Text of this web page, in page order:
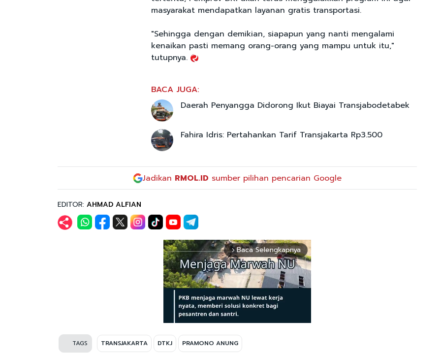
masyarakat mendapatkan layanan gratis transportasi.
"Sehingga dengan demikian, siapapun yang nanti mengalami
kenaikan pasti memang orang-orang yang mampu untuk itu,"
tutupnya.
BACA JUGA:
Daerah Penyangga Didorong Ikut Biayai Transjabodetabek
Fahira Idris: Pertahankan Tarif Transjakarta Rp3.500
Jadikan RMOL.ID sumber pilihan pencarian Google
EDITOR: AHMAD ALFIAN
arrow_forward_ios Baca Selengkapnya
TAGS TRANSJAKARTA DTKJ PRAMONO ANUNG